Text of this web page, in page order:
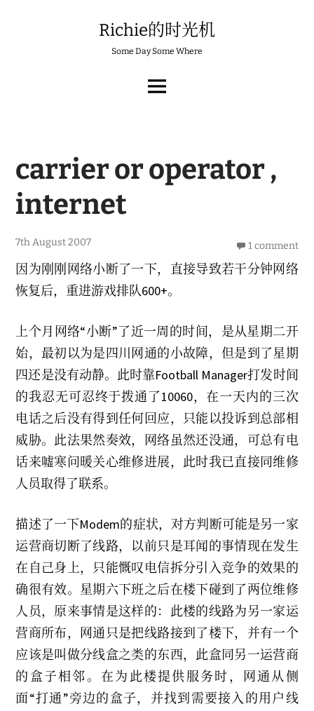
Richie的时光机
Some Day Some Where
MENU
carrier or operator ,
internet
6
h
M
a
y
7th August 2007 1 comment
因为刚刚网络小断了一下，直接导致若干分钟网络
恢复后，重进游戏排队600+。
上个月网络“小断”了近一周的时间，是从星期二开
始，最初以为是四川网通的小故障，但是到了星期
四还是没有动静。此时靠Football Manager打发时间
的我忍无可忍终于拨通了10060，在一天内的三次
电话之后没有得到任何回应，只能以投诉到总部相
威胁。此法果然奏效，网络虽然还没通，可总有电
话来嘘寒问暖关心维修进展，此时我已直接同维修
人员取得了联系。
描述了一下Modem的症状，对方判断可能是另一家
运营商切断了线路，以前只是耳闻的事情现在发生
在自己身上，只能慨叹电信拆分引入竞争的效果的
确很有效。星期六下班之后在楼下碰到了两位维修
人员，原来事情是这样的：此楼的线路为另一家运
营商所布，网通只是把线路接到了楼下，并有一个
应该是叫做分线盒之类的东西，此盒同另一运营商
的盒子相邻。在为此楼提供服务时，网通从侧
面“打通”旁边的盒子，并找到需要接入的用户线